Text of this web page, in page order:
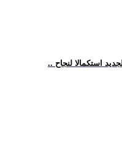
استكمالا لنجاح